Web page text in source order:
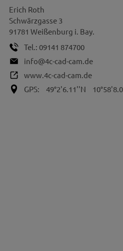
Erich Roth
Schwärzgasse 3
91781 Weißenburg i. Bay.
Tel.: 09141 874700
info@4c-cad-cam.de
www.4c-cad-cam.de
GPS:
49°2'6.11''N